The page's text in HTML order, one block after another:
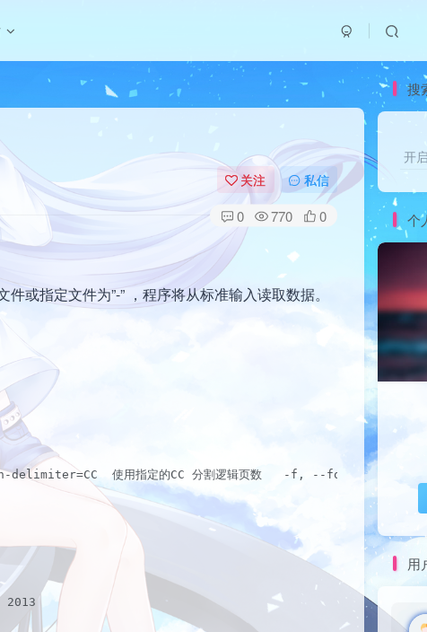
关注 私信
0 770 0
或指定文件为”-” ，程序将从标准输入读取数据。
使用指定的CC 分割逻辑页数   -f, --footer-
2013
搜
开
个
用